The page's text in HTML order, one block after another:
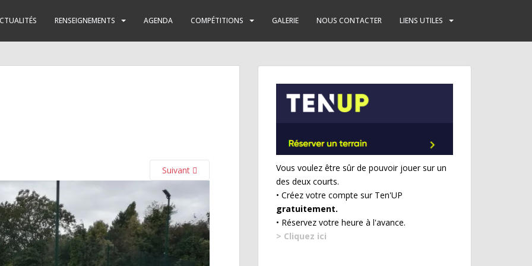
RENSEIGNEMENTS AGENDA COMPÉTITIONS GALERIE NOUS CONTACTER LIENS UTILES
Suivant
Vous voulez être sûr de pouvoir jouer sur un
des deux courts.
• Créez votre compte sur Ten'UP
gratuitement.
• Réservez votre heure à l'avance.
> Cliquez ici